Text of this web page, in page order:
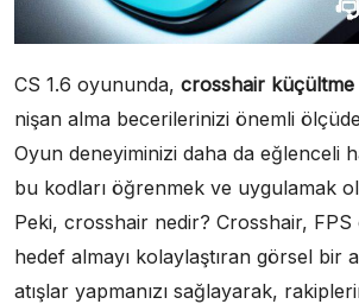
CS 1.6 oyununda, crosshair
nişan alma becerilerinizi önemli
Oyun deneyiminizi daha da eğlenceli
bu kodları öğrenmek ve uygulamak
Peki, crosshair nedir? Crosshair, FPS
hedef almayı kolaylaştıran görsel bir
atışlar yapmanızı sağlayarak,